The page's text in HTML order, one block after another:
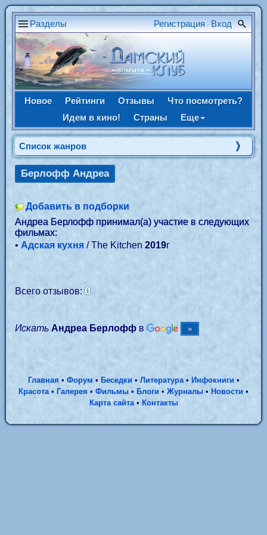
Разделы Регистрация • Вход
Новое Рейтинги Отзывы
Что посмотреть?
Идем в кино!
Страны Еще
Список жанров
Берлофф Андреа
Добавить в подборки
Андреа Берлофф принимал(а) участие в следующих
фильмах:
•Адская кухня/ The Kitchen 2019г
Всего отзывов:0
Искать Андреа Берлоффв
Главная • Форум• Беседки• Литература• Инфокниги•
Красота• Галерея • Фильмы • Блоги • Журналы • Новости •
Карта сайта• Контакты